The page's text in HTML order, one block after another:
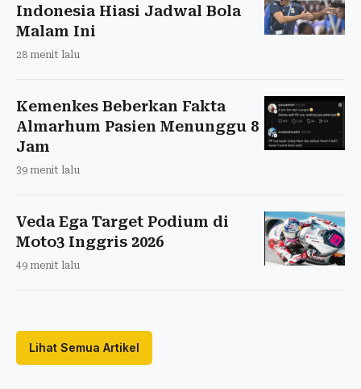
Indonesia Hiasi Jadwal Bola
Malam Ini
28 menit lalu
Kemenkes Beberkan Fakta
Almarhum Pasien Menunggu 8
Jam
39 menit lalu
Veda Ega Target Podium di
Moto3 Inggris 2026
49 menit lalu
Lihat Semua Artikel